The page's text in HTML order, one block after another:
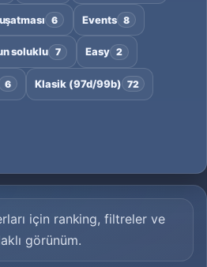
6 Events 8
soluklu 7 Easy 2
6 Klasik (97d/99b) 72
için ranking, filtreler ve
görünüm.